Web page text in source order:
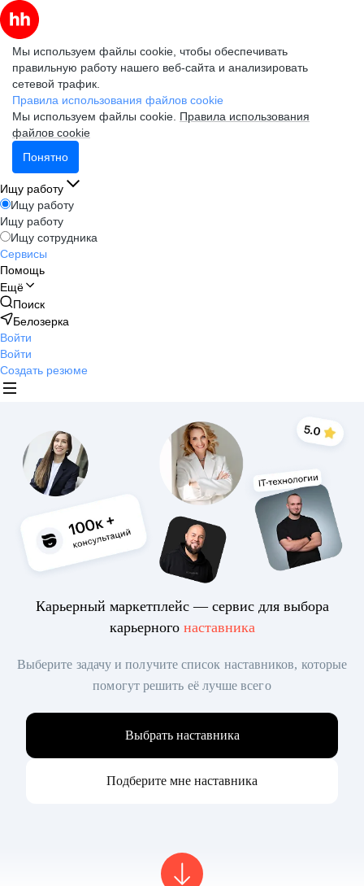
Мы используем файлы cookie, чтобы обеспечивать
правильную работу нашего веб-сайта и анализировать
сетевой трафик.
Правила использования файлов cookie
Мы используем файлы cookie. Правила использования
файлов cookie
Понятно
Ищу работу
Ищу работу
Ищу работу
Ищу сотрудника
Сервисы
Помощь
Ещё
Поиск
Белозерка
Войти
Войти
Создать резюме
Карьерный маркетплейс — сервис для выбора
карьерного наставника
Выберите задачу и получите список наставников, которые
помогут решить её лучше всего
Выбрать наставника
Подберите мне наставника